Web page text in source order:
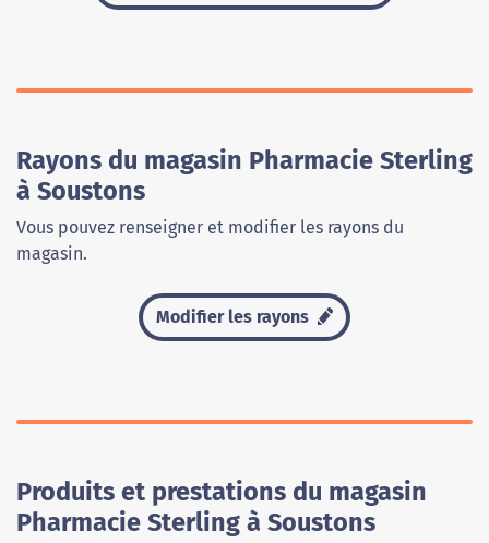
Rayons du magasin Pharmacie Sterling
à Soustons
Vous pouvez renseigner et modifier les rayons du
magasin.
Modifier les rayons
Produits et prestations du magasin
Pharmacie Sterling à Soustons